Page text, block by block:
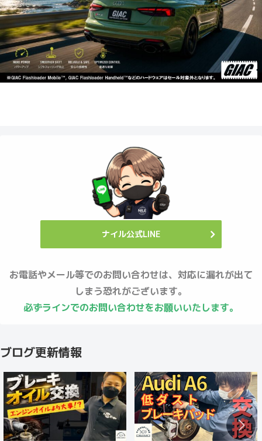
ナイル公式LINE
お電話やメール等でのお問い合わせは、対応に漏れが出て
しまう恐れがございます。
必ずラインでのお問い合わせをお願いいたします。
ブログ更新情報